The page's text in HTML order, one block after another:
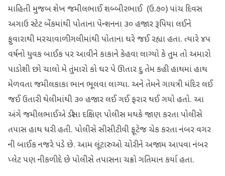
માહિતી મુજબ શેખ જમીલભાઈ શબ્બીરભાઈ (ઉ.૭૦) પાંચ દિવસ
અગાઉ સ્ટેટ બેંકમાંથી પોતાના પેન્શનના ૩૦ હજાર રૂપિયા લઈને
ફુવારાથી મરચાવાળી ગલીમાંથી પોતાના ઘરે જઈ રહ્યા હતા. ત્યારે ૪૫
વર્ષનો યુવક બાઈક પર આવીને કાકાને કેહવા લાગ્યો કે તુમ તો અમારો
પાડોશી છો ચાલો મે તુંમારો કો ઘર પે ઊતાર દુ તેમ કહી હાથમાં હાથ
મેળવતા જમીલકાકા ભાન ભૂલવા લાગ્યા. અને તેમને ગાયત્રી મંદિર લઈ
જઈ ઉતારી થેલીમાંથી ૩૦ હજાર લઈ ગઈ ફરાર થઈ ગયો હતો. આ
અંગે જમીલભાઈએ ડીસા દક્ષિણ પોલીસ મથકે જાણ કરતા પોલીસે
તપાસ હાથ ધરી હતી. પોલીસે સીસીટીવી ફૂટેજ ચેક કરતા નંબર વગર
ની બાઈક નજરે પડે છે. આમ લૂંટારુઓ ચોરીને અજામ આપવા નંબર
પ્લેટ પણ નીકળી દે છે પોલીસે તપાસના ચક્રો ગતિમાન કર્યા હતા.